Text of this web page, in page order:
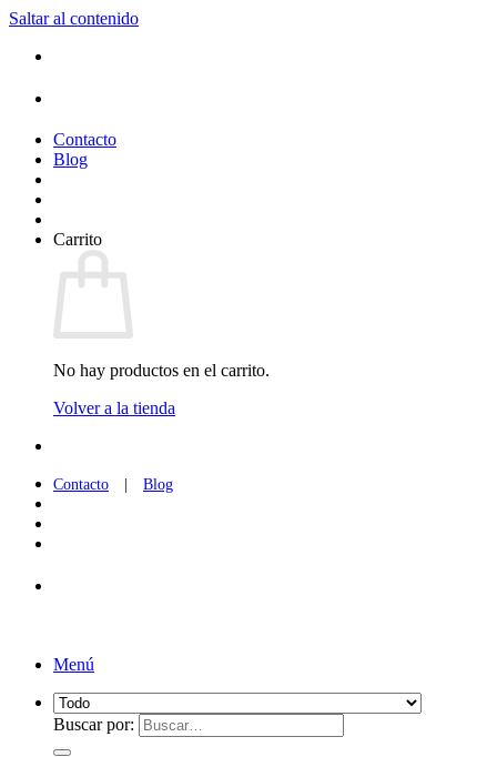
Saltar al contenido
Contacto
Blog
Carrito
No hay productos en el carrito.
Volver a la tienda
Contacto Blog
Menú
Buscar por: